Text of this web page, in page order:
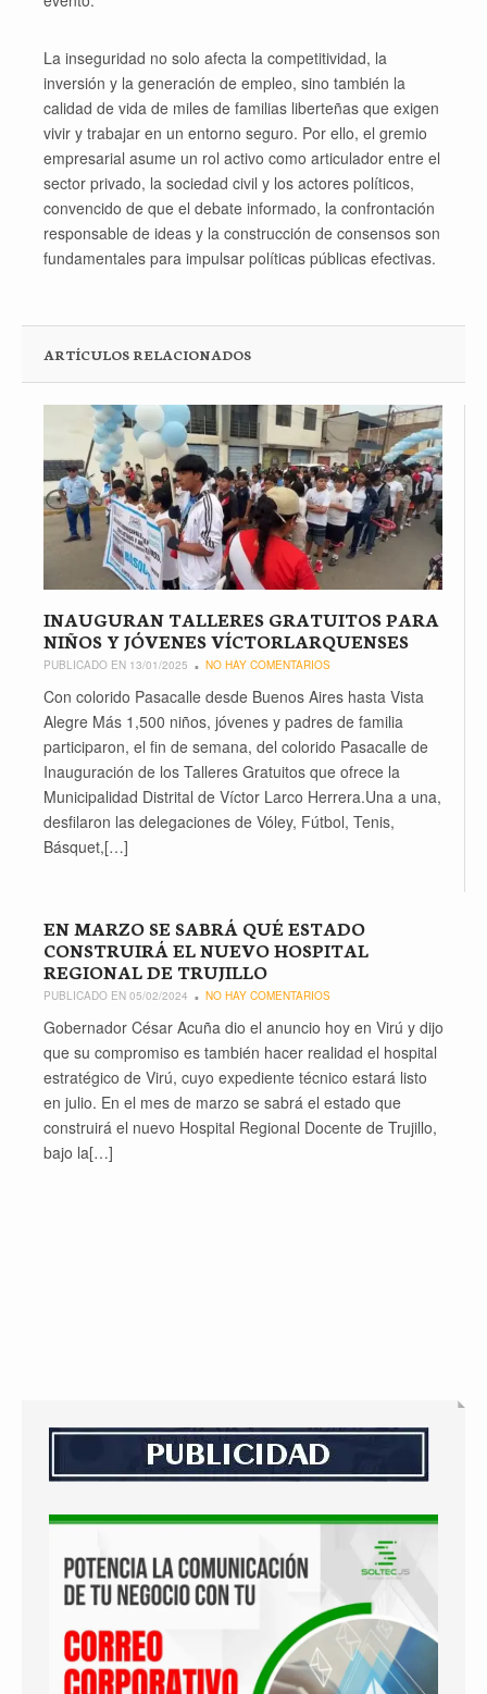
La inseguridad no solo afecta la competitividad, la
inversión y la generación de empleo, sino también la
calidad de vida de miles de familias liberteñas que exigen
vivir y trabajar en un entorno seguro. Por ello, el gremio
empresarial asume un rol activo como articulador entre el
sector privado, la sociedad civil y los actores políticos,
convencido de que el debate informado, la confrontación
responsable de ideas y la construcción de consensos son
fundamentales para impulsar políticas públicas efectivas.
ARTÍCULOS RELACIONADOS
INAUGURAN TALLERES GRATUITOS PARA
NIÑOS Y JÓVENES VÍCTORLARQUENSES
PUBLICADO EN 13/01/2025 NO HAY COMENTARIOS
Con colorido Pasacalle desde Buenos Aires hasta Vista
Alegre Más 1,500 niños, jóvenes y padres de familia
participaron, el fin de semana, del colorido Pasacalle de
Inauguración de los Talleres Gratuitos que ofrece la
Municipalidad Distrital de Víctor Larco Herrera.Una a una,
desfilaron las delegaciones de Vóley, Fútbol, Tenis,
Básquet,[…]
EN MARZO SE SABRÁ QUÉ ESTADO
CONSTRUIRÁ EL NUEVO HOSPITAL
REGIONAL DE TRUJILLO
PUBLICADO EN 05/02/2024 NO HAY COMENTARIOS
Gobernador César Acuña dio el anuncio hoy en Virú y dijo
que su compromiso es también hacer realidad el hospital
estratégico de Virú, cuyo expediente técnico estará listo
en julio. En el mes de marzo se sabrá el estado que
construirá el nuevo Hospital Regional Docente de Trujillo,
bajo la[…]